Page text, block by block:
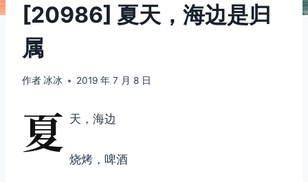
[20986] 夏天，海边是归
属
作者 冰冰 2019 年 7 月 8 日
夏 天，海边
烧烤，啤酒